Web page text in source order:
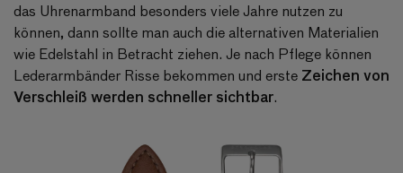
das Uhrenarmband besonders viele Jahre nutzen zu
können, dann sollte man auch die alternativen Materialien
wie Edelstahl in Betracht ziehen. Je nach Pflege können
Lederarmbänder Risse bekommen und erste Zeichen von
Verschleiß werden schneller sichtbar.